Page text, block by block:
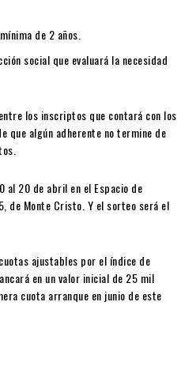
de 2 años.
social que evaluará la necesidad
los inscriptos que contará con los
que algún adherente no termine de
al 20 de abril en el Espacio de
de Monte Cristo. Y el sorteo será el
ajustables por el índice de
en un valor inicial de 25 mil
cuota arranque en junio de este